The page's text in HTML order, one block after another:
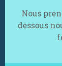
Nous
dessous